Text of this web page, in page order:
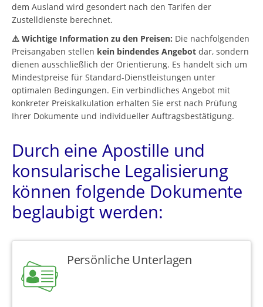
dem Ausland wird gesondert nach den Tarifen der
Zustelldienste berechnet.
⚠️ Wichtige Information zu den Preisen: Die nachfolgenden
Preisangaben stellen kein bindendes Angebot dar, sondern
dienen ausschließlich der Orientierung. Es handelt sich um
Mindestpreise für Standard-Dienstleistungen unter
optimalen Bedingungen. Ein verbindliches Angebot mit
konkreter Preiskalkulation erhalten Sie erst nach Prüfung
Ihrer Dokumente und individueller Auftragsbestätigung.
Durch eine Apostille und
konsularische Legalisierung
können folgende Dokumente
beglaubigt werden:
Persönliche Unterlagen